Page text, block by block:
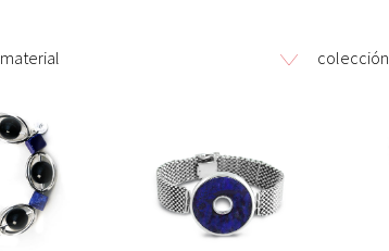
material colección